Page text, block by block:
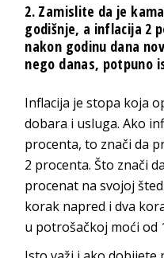
2. Zamislite da je
godišnje, a inflacija 2
nakon godinu dana
nego danas, potpuno
Inflacija je stopa koja
dobara i usluga. Ako
procenta, to znači da
2 procenta. Što znači
procenat na svojoj
korak napred i dva
u potrošačkoj moći od